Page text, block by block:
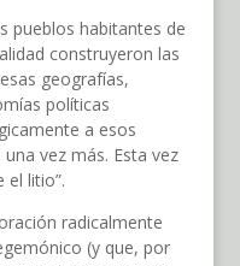
pueblos habitantes de
construyeron las
geografías,
políticas
a esos
vez más. Esta vez
el litio”.
radicalmente
(y que, por